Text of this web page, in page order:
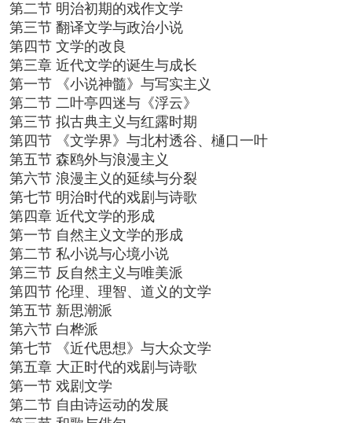
第二节 明治初期的戏作文学
第三节 翻译文学与政治小说
第四节 文学的改良
第三章 近代文学的诞生与成长
第一节 《小说神髓》与写实主义
第二节 二叶亭四迷与《浮云》
第三节 拟古典主义与红露时期
第四节 《文学界》与北村透谷、樋口一叶
第五节 森鸥外与浪漫主义
第六节 浪漫主义的延续与分裂
第七节 明治时代的戏剧与诗歌
第四章 近代文学的形成
第一节 自然主义文学的形成
第二节 私小说与心境小说
第三节 反自然主义与唯美派
第四节 伦理、理智、道义的文学
第五节 新思潮派
第六节 白桦派
第七节 《近代思想》与大众文学
第五章 大正时代的戏剧与诗歌
第一节 戏剧文学
第二节 自由诗运动的发展